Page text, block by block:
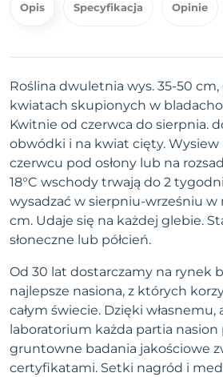
Opis Specyfikacja Opinie
Roślina dwuletnia wys. 35-50
kwiatach skupionych w
Kwitnie od czerwca do sierpnia.
obwódki i na kwiat cięty.
czerwcu pod osłony lub na
18°C wschody trwają do 2
wysadzać w sierpniu-wrześniu w
cm. Udaje się na każdej glebie.
słoneczne lub półcień.
Od 30 lat dostarczamy na rynek
najlepsze nasiona, z których
całym świecie. Dzięki
laboratorium każda partia nasion
gruntowne badania jakościowe
certyfikatami. Setki nagród i